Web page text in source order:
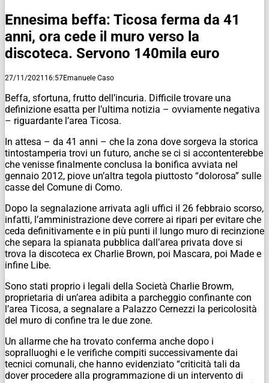
Ennesima beffa: Ticosa ferma da 41
anni, ora cede il muro verso la
discoteca. Servono 140mila euro
27/11/2021 16:57Emanuele Caso
Beffa, sfortuna, frutto dell’incuria. Difficile trovare una
definizione esatta per l’ultima notizia – ovviamente negativa
– riguardante l’area Ticosa.
In attesa – da 41 anni – che la zona dove sorgeva la storica
tintostamperia trovi un futuro, anche se ci si accontenterebbe
che venisse finalmente conclusa la bonifica avviata nel
gennaio 2012, piove un’altra tegola piuttosto “dolorosa” sulle
casse del Comune di Como.
Dopo la segnalazione arrivata agli uffici il 26 febbraio scorso,
infatti, l’amministrazione deve correre ai ripari per evitare che
ceda definitivamente e in più punti il lungo muro di recinzione
che separa la spianata pubblica dall’area privata dove si
trova la discoteca ex Charlie Brown, poi Mascara, poi Made e
infine Libe.
Sono stati proprio i legali della Società Charlie Browm,
proprietaria di un’area adibita a parcheggio confinante con
l’area Ticosa, a segnalare a Palazzo Cernezzi la pericolosità
del muro di confine tra le due zone.
Un allarme che ha trovato conferma anche dopo i
sopralluoghi e le verifiche compiti successivamente dai
tecnici comunali, che hanno evidenziato “criticità tali da
dover procedere alla programmazione di un intervento di